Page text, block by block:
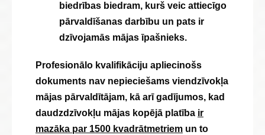
biedrības biedram, kurš veic attiecīgo
pārvaldīšanas darbību un pats ir
dzīvojamās mājas īpašnieks.
Profesionālo kvalifikāciju apliecinošs
dokuments nav nepieciešams viendzīvokļa
mājas pārvaldītājam, kā arī gadījumos, kad
daudzdzīvokļu mājas kopējā platība ir
mazāka par 1500 kvadrātmetriem un to